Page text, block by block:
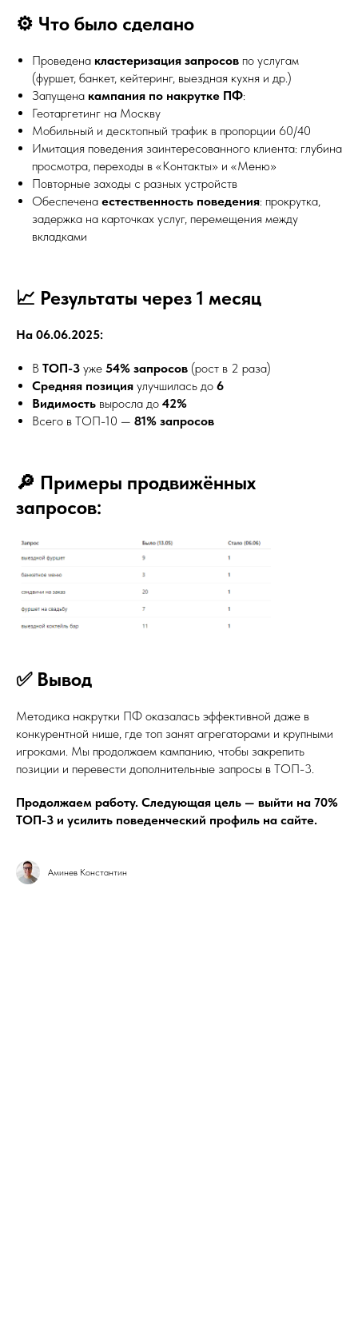
⚙️ Что было сделано
Проведена кластеризация запросов по услугам
(фуршет, банкет, кейтеринг, выездная кухня и др.)
Запущена кампания по накрутке ПФ:
Геотаргетинг на Москву
Мобильный и десктопный трафик в пропорции 60/40
Имитация поведения заинтересованного клиента: глубина
просмотра, переходы в «Контакты» и «Меню»
Повторные заходы с разных устройств
Обеспечена естественность поведения: прокрутка,
задержка на карточках услуг, перемещения между
вкладками
📈 Результаты через 1 месяц
На 06.06.2025:
В ТОП-3 уже 54% запросов (рост в 2 раза)
Средняя позиция улучшилась до 6
Видимость выросла до 42%
Всего в ТОП-10 — 81% запросов
🔎 Примеры продвижённых
запросов:
✅ Вывод
Методика накрутки ПФ оказалась эффективной даже в
конкурентной нише, где топ занят агрегаторами и крупными
игроками. Мы продолжаем кампанию, чтобы закрепить
позиции и перевести дополнительные запросы в ТОП-3.
Продолжаем работу. Следующая цель — выйти на 70%
ТОП-3 и усилить поведенческий профиль на сайте.
Аминев Константин